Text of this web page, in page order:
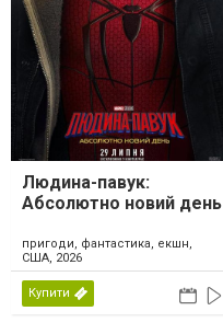
Людина-павук:
Абсолютно новий день
пригоди, фантастика, екшн,
США, 2026
Купити